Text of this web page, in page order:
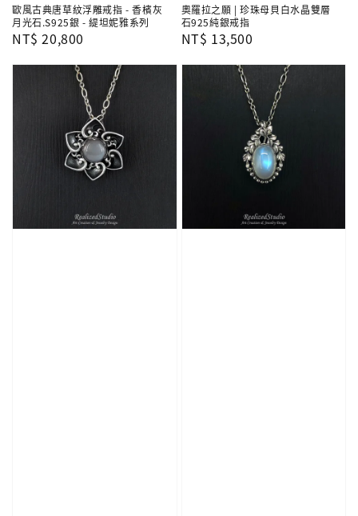
歐風古典唐草紋浮雕戒指 - 香檳灰
月光石.S925銀 - 緹坦妮雅系列
Regular
NT$ 20,800
奧羅拉之願 | 珍珠母貝白水晶雙層
石925純銀戒指
Regular
NT$ 13,500